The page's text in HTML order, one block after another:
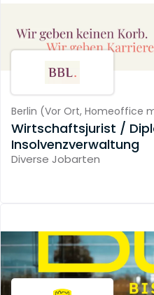
Berlin (Vor Ort, Homeoffice
Wirtschaftsjurist /
Insolvenzverwaltung
Diverse Jobarten